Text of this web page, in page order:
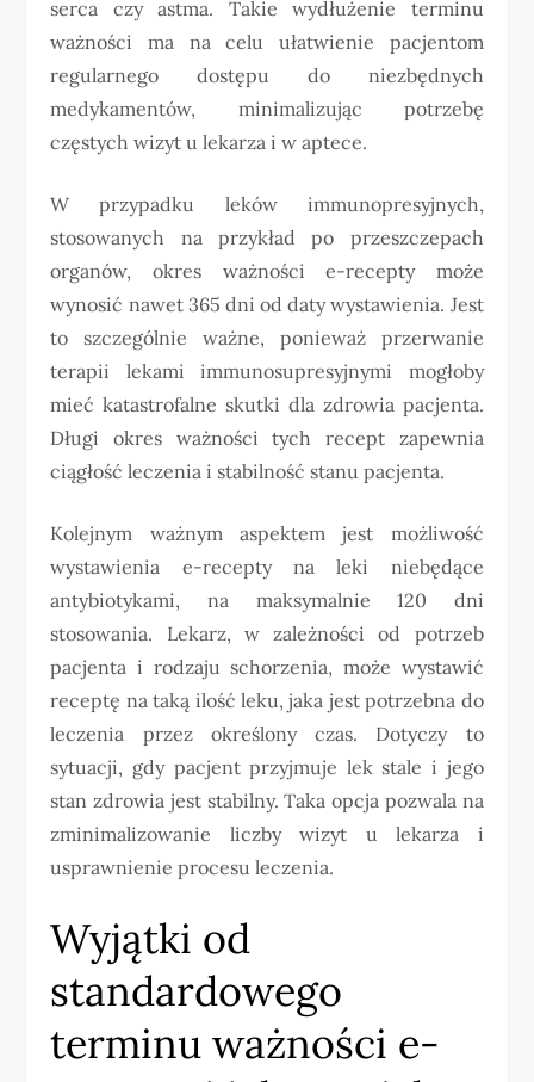
serca czy astma. Takie wydłużenie terminu
ważności ma na celu ułatwienie pacjentom
regularnego dostępu do niezbędnych
medykamentów, minimalizując potrzebę
częstych wizyt u lekarza i w aptece.
W przypadku leków immunopresyjnych,
stosowanych na przykład po przeszczepach
organów, okres ważności e-recepty może
wynosić nawet 365 dni od daty wystawienia. Jest
to szczególnie ważne, ponieważ przerwanie
terapii lekami immunosupresyjnymi mogłoby
mieć katastrofalne skutki dla zdrowia pacjenta.
Długi okres ważności tych recept zapewnia
ciągłość leczenia i stabilność stanu pacjenta.
Kolejnym ważnym aspektem jest możliwość
wystawienia e-recepty na leki niebędące
antybiotykami, na maksymalnie 120 dni
stosowania. Lekarz, w zależności od potrzeb
pacjenta i rodzaju schorzenia, może wystawić
receptę na taką ilość leku, jaka jest potrzebna do
leczenia przez określony czas. Dotyczy to
sytuacji, gdy pacjent przyjmuje lek stale i jego
stan zdrowia jest stabilny. Taka opcja pozwala na
zminimalizowanie liczby wizyt u lekarza i
usprawnienie procesu leczenia.
Wyjątki od
standardowego
terminu ważności e-